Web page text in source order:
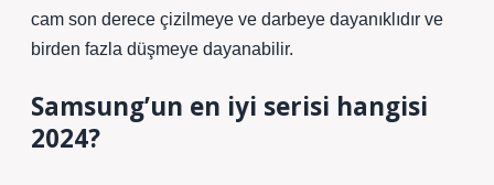
cam son derece çizilmeye ve darbeye dayanıklıdır ve
birden fazla düşmeye dayanabilir.
Samsung’un en iyi serisi hangisi
2024?